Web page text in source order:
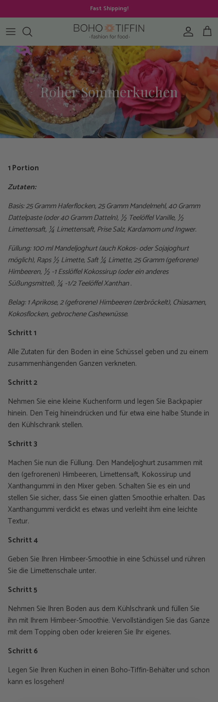
Fast Shipping!
Konto
Roher Sommerkuchen
1 Portion
Zutaten:
Basis: 25 Gramm Haferflocken, 25 Gramm Mandelmehl, 40 Gramm
Dattelpaste (oder 40 Gramm Datteln), ½ Teelöffel Vanille, ½
Limettensaft, ¼ Limettensaft, Prise Salz, Kardamom und Ingwer.
Füllung: 100 ml Mandeljoghurt (auch Kokos- oder Sojajoghurt
möglich), Raps½ Limette, Saft¼ Limette, 25 Gramm (gefrorene)
Himbeeren, ½ -1 Esslöffel Kokossirup (oder ein anderes
Süßungsmittel), ¼ -1/2 Teelöffel Xanthan .
Belag: 1 Aprikose, 2 (gefrorene) Himbeeren (zerbröckelt), Chiasamen,
Kokosflocken, gebrochene Cashewnüsse.
Schritt 1
Alle Zutaten für den Boden in eine Schüssel geben und zu einem
zusammenhängenden Ganzen verkneten.
Schritt 2
Nehmen Sie eine kleine Kuchenform und legen Sie Backpapier
hinein. Den Teig hineindrücken und für etwa eine halbe Stunde in
den Kühlschrank stellen.
Schritt 3
Machen Sie nun die Füllung. Den Mandeljoghurt zusammen mit
den (gefrorenen) Himbeeren, Limettensaft, Kokossirup und
Xanthangummi in den Mixer geben. Schalten Sie es ein und
stellen Sie sicher, dass Sie einen glatten Smoothie erhalten. Das
Xanthangummi verdickt es etwas und verleiht ihm eine leichte
Textur.
Schritt 4
Geben Sie Ihren Himbeer-Smoothie in eine Schüssel und rühren
Sie die Limettenschale unter.
Schritt 5
Nehmen Sie Ihren Boden aus dem Kühlschrank und füllen Sie
ihn mit Ihrem Himbeer-Smoothie. Vervollständigen Sie das Ganze
mit dem Topping oben oder kreieren Sie Ihr eigenes.
Schritt 6
Legen Sie Ihren Kuchen in einen Boho-Tiffin-Behälter und schon
kann es losgehen!